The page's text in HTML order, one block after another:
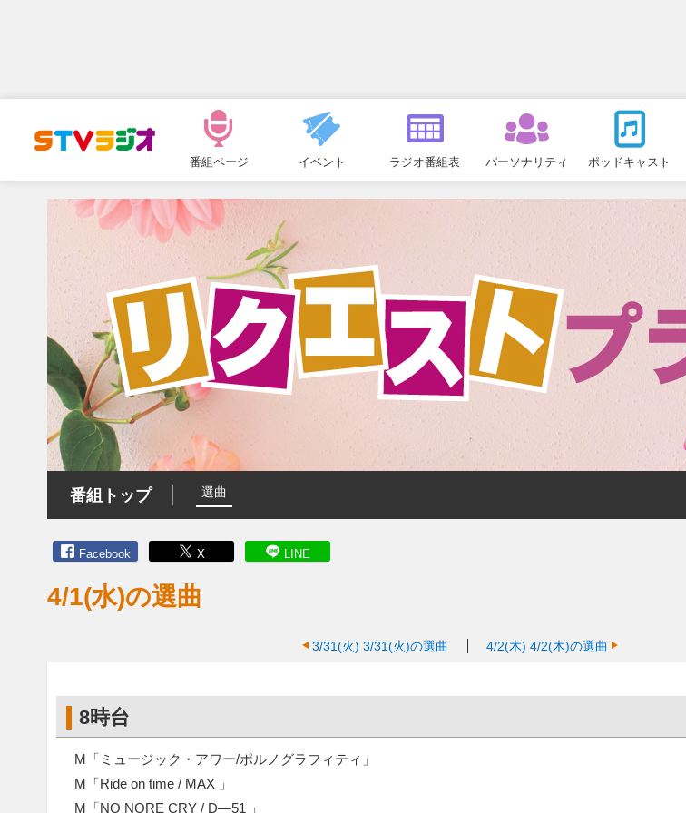
ュ
ー
番組ページ イベント ラジオ番組表 パーソナリティ ポッドキャスト
番組トップ 選曲
Facebook X LINE
4/1(水)の選曲
3/31(火) 3/31(火)の選曲 4/2(木) 4/2(木)の選曲
8時台
M「ミュージック・アワー/ポルノグラフィティ」
M「Ride on time / MAX 」
M「NO NORE CRY / D—51 」